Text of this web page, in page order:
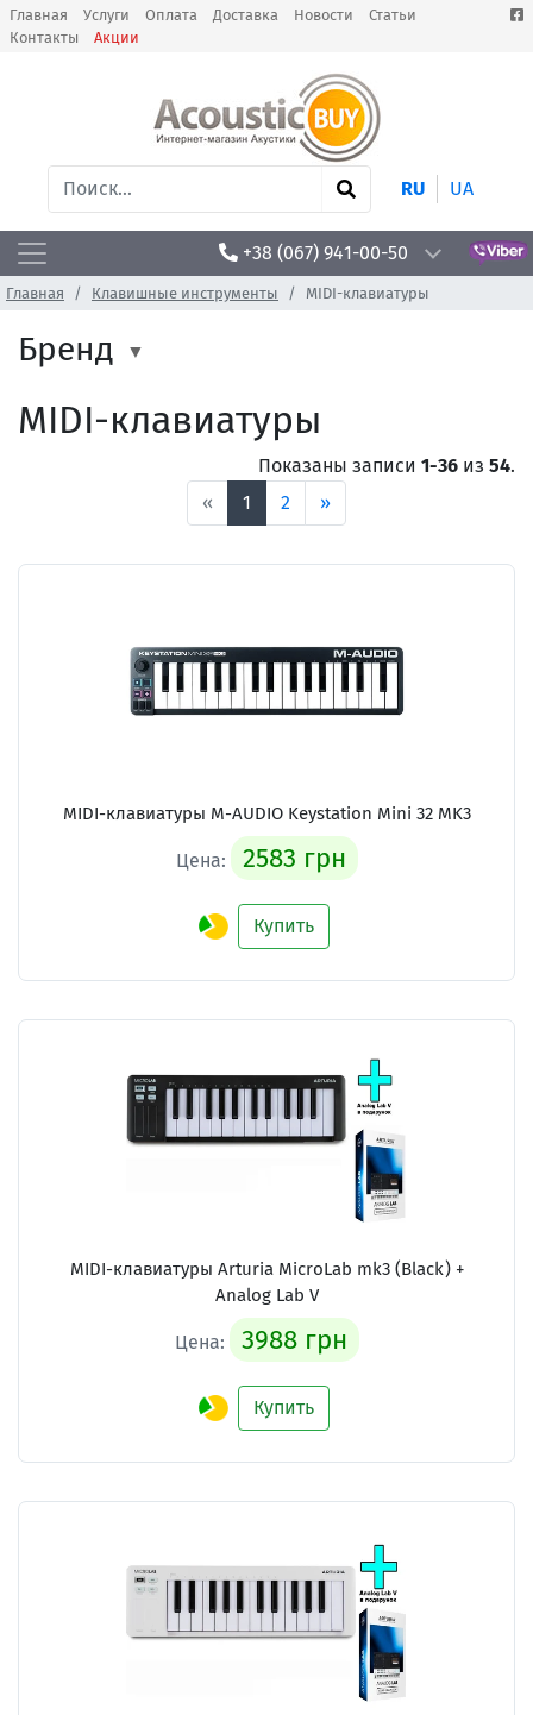
Главная Услуги Оплата Доставка Новости
Статьи
Контакты
Акции
RU UA
+38 (067) 941-00-50
Главная Клавишные инструменты MIDI-клавиатуры
Бренд
MIDI-клавиатуры
Показаны записи 1-36 из 54.
«
1 2 »
MIDI-клавиатуры M-AUDIO Keystation Mini 32 MK3
Цена: 2583 грн
Купить
MIDI-клавиатуры Arturia MicroLab mk3 (Black) +
Analog Lab V
Цена: 3988 грн
Купить